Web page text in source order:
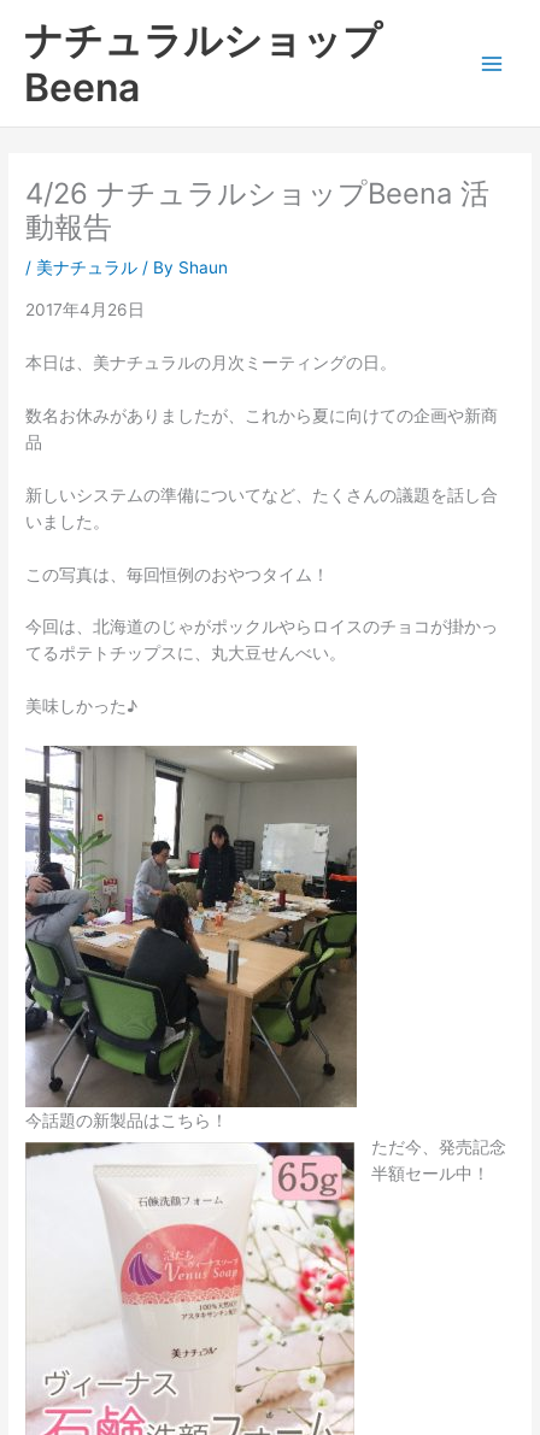
ナチュラルショップ
Beena
4/26 ナチュラルショップBeena 活
動報告
/ 美ナチュラル / By Shaun
2017年4月26日
本日は、美ナチュラルの月次ミーティングの日。
数名お休みがありましたが、これから夏に向けての企画や新商
品
新しいシステムの準備についてなど、たくさんの議題を話し合
いました。
この写真は、毎回恒例のおやつタイム！
今回は、北海道のじゃがポックルやらロイスのチョコが掛かっ
てるポテトチップスに、丸大豆せんべい。
美味しかった♪
今話題の新製品はこちら！
ただ今、発売記念
半額セール中！